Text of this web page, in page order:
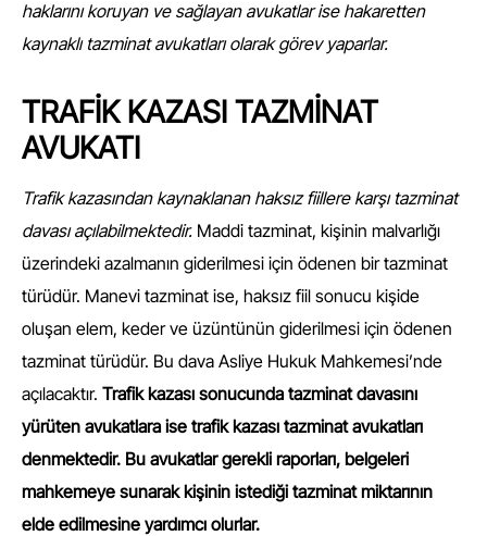
haklarını koruyan ve sağlayan avukatlar ise hakaretten
kaynaklı tazminat avukatları olarak görev yaparlar.
TRAFİK KAZASI TAZMİNAT
AVUKATI
Trafik kazasından kaynaklanan haksız fiillere karşı tazminat
davası açılabilmektedir. Maddi tazminat, kişinin malvarlığı
üzerindeki azalmanın giderilmesi için ödenen bir tazminat
türüdür. Manevi tazminat ise, haksız fiil sonucu kişide
oluşan elem, keder ve üzüntünün giderilmesi için ödenen
tazminat türüdür. Bu dava Asliye Hukuk Mahkemesi’nde
açılacaktır. Trafik kazası sonucunda tazminat davasını
yürüten avukatlara ise trafik kazası tazminat avukatları
denmektedir. Bu avukatlar gerekli raporları, belgeleri
mahkemeye sunarak kişinin istediği tazminat miktarının
elde edilmesine yardımcı olurlar.